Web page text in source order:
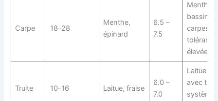
Carpe 18-28
Menthe,
épinard
6.5 –
7.5
Menthe
bassin
carpes,
tolérance
élevée
Truite 10-16 Laitue, fraise
6.0 –
7.0
Laitue
avec
système